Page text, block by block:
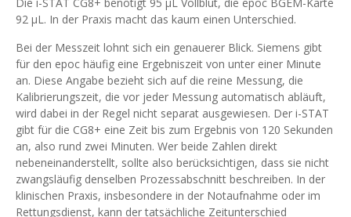
92 µL. In der Praxis macht das kaum einen Unterschied.
Bei der Messzeit lohnt sich ein genauerer Blick. Siemens gibt
für den epoc häufig eine Ergebniszeit von unter einer Minute
an. Diese Angabe bezieht sich auf die reine Messung, die
Kalibrierungszeit, die vor jeder Messung automatisch abläuft,
wird dabei in der Regel nicht separat ausgewiesen. Der i-STAT
gibt für die CG8+ eine Zeit bis zum Ergebnis von 120 Sekunden
an, also rund zwei Minuten. Wer beide Zahlen direkt
nebeneinanderstellt, sollte also berücksichtigen, dass sie nicht
zwangsläufig denselben Prozessabschnitt beschreiben. In der
klinischen Praxis, insbesondere in der Notaufnahme oder im
Rettungsdienst, kann der tatsächliche Zeitunterschied